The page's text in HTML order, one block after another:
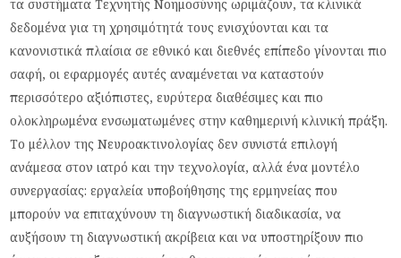
τα συστήματα Τεχνητής Νοημοσύνης ωριμάζουν, τα κλινικά
δεδομένα για τη χρησιμότητά τους ενισχύονται και τα
κανονιστικά πλαίσια σε εθνικό και διεθνές επίπεδο γίνονται πιο
σαφή, οι εφαρμογές αυτές αναμένεται να καταστούν
περισσότερο αξιόπιστες, ευρύτερα διαθέσιμες και πιο
ολοκληρωμένα ενσωματωμένες στην καθημερινή κλινική πράξη.
Το μέλλον της Νευροακτινολογίας δεν συνιστά επιλογή
ανάμεσα στον ιατρό και την τεχνολογία, αλλά ένα μοντέλο
συνεργασίας: εργαλεία υποβοήθησης της ερμηνείας που
μπορούν να επιταχύνουν τη διαγνωστική διαδικασία, να
αυξήσουν τη διαγνωστική ακρίβεια και να υποστηρίξουν πιο